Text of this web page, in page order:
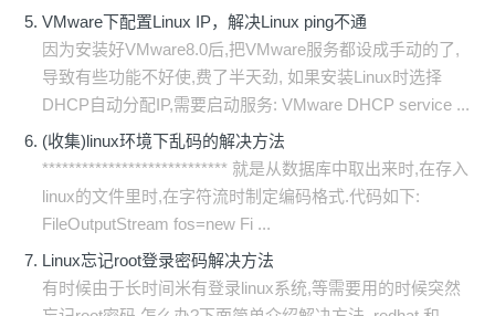
VMware下配置Linux IP，解决Linux ping不通
因为安装好VMware8.0后,把VMware服务都设成手动的了,
导致有些功能不好使,费了半天劲, 如果安装Linux时选择
DHCP自动分配IP,需要启动服务: VMware DHCP service ...
(收集)linux环境下乱码的解决方法
**************************** 就是从数据库中取出来时,在存入
linux的文件里时,在字符流时制定编码格式.代码如下:
FileOutputStream fos=new Fi ...
Linux忘记root登录密码解决方法
有时候由于长时间米有登录linux系统,等需要用的时候突然